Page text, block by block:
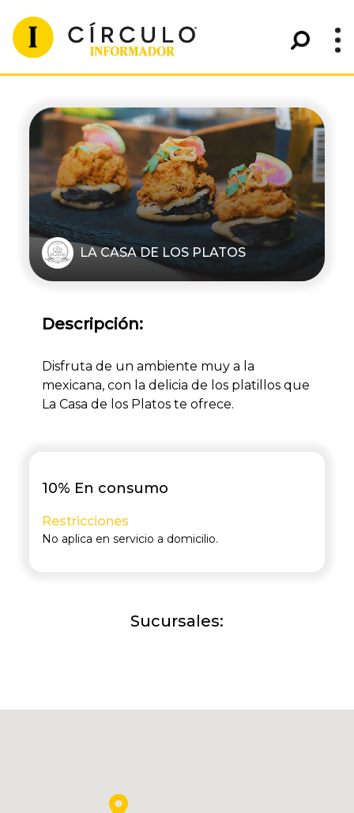
LA CASA DE LOS PLATOS
Descripción:
Disfruta de un ambiente muy a la
mexicana, con la delicia de los platillos que
La Casa de los Platos te ofrece.
10% En consumo
Restricciones
No aplica en servicio a domicilio.
Sucursales: